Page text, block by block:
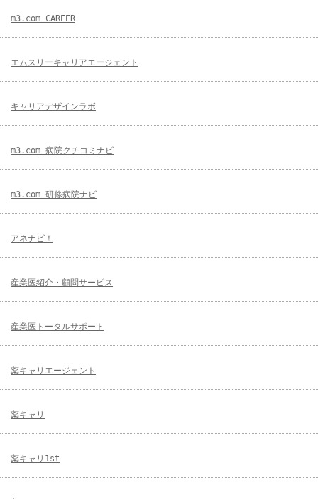
m3.com CAREER
エムスリーキャリアエージェント
キャリアデザインラボ
m3.com 病院クチコミナビ
m3.com 研修病院ナビ
アネナビ！
産業医紹介・顧問サービス
産業医トータルサポート
薬キャリエージェント
薬キャリ
薬キャリ1st